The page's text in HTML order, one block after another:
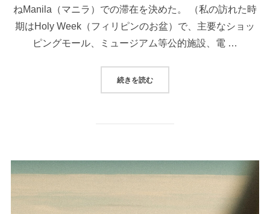
ねManila（マニラ）での滞在を決めた。 （私の訪れた時
期はHoly Week（フィリピンのお盆）で、主要なショッ
ピングモール、ミュージアム等公的施設、電 …
続きを読む“MANILAでのこと１”